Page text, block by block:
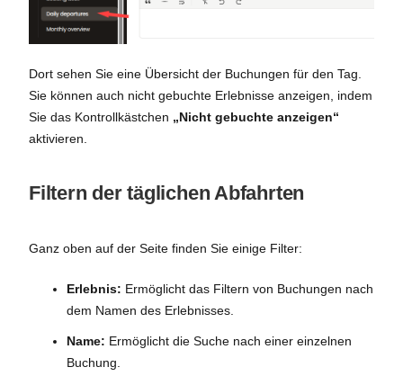
Dort sehen Sie eine Übersicht der Buchungen für den Tag.
Sie können auch nicht gebuchte Erlebnisse anzeigen, indem
Sie das Kontrollkästchen „Nicht gebuchte anzeigen“
aktivieren.
Filtern der täglichen Abfahrten
Ganz oben auf der Seite finden Sie einige Filter:
Erlebnis: Ermöglicht das Filtern von Buchungen nach
dem Namen des Erlebnisses.
Name: Ermöglicht die Suche nach einer einzelnen
Buchung.